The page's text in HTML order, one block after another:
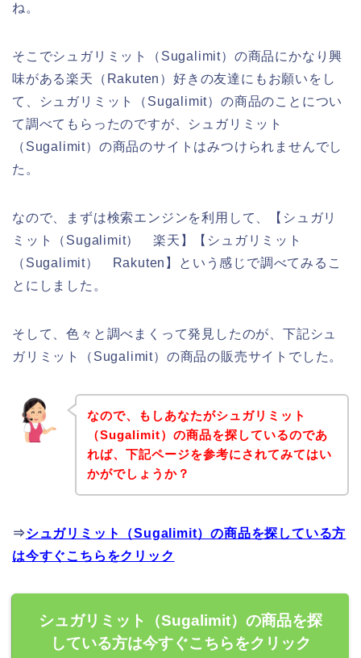
ね。
そこでシュガリミット（Sugalimit）の商品にかなり興
味がある楽天（Rakuten）好きの友達にもお願いをし
て、シュガリミット（Sugalimit）の商品のことについ
て調べてもらったのですが、シュガリミット
（Sugalimit）の商品のサイトはみつけられませんでし
た。
なので、まずは検索エンジンを利用して、【シュガリ
ミット（Sugalimit） 楽天】【シュガリミット
（Sugalimit） Rakuten】という感じで調べてみるこ
とにしました。
そして、色々と調べまくって発見したのが、下記シュ
ガリミット（Sugalimit）の商品の販売サイトでした。
なので、もしあなたがシュガリミット
（Sugalimit）の商品を探しているのであ
れば、下記ページを参考にされてみてはい
かがでしょうか？
⇒シュガリミット（Sugalimit）の商品を探している方
は今すぐこちらをクリック
シュガリミット（Sugalimit）の商品を探
している方は今すぐこちらをクリック